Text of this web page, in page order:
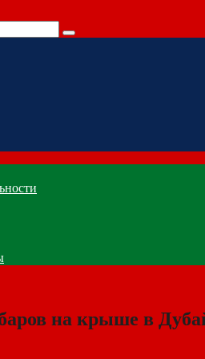
на крыше в